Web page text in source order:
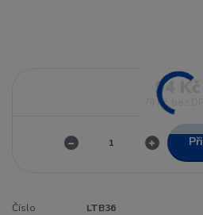
94 Kč
78 Kč
Číslo
LTB36